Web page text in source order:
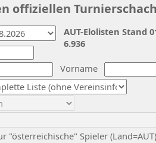
offiziellen
Vorname
"österreichische" Spieler (Land=AUT)
AUT-Elolisten Stand
6.936